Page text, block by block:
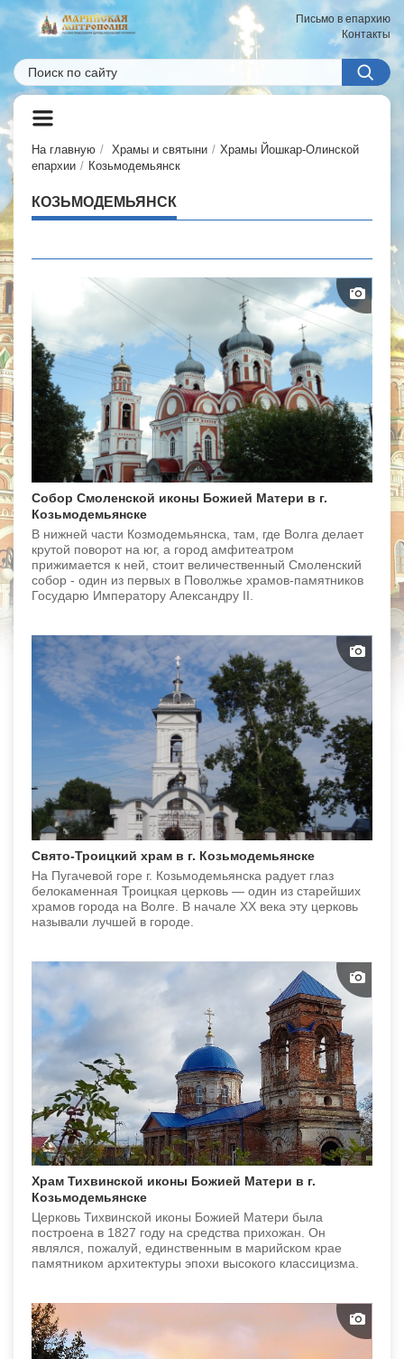
Письмо в епархию
Контакты
На главную Храмы и святыни
Храмы Йошкар-Олинской
епархии
Козьмодемьянск
КОЗЬМОДЕМЬЯНСК
Собор Смоленской иконы Божией Матери в г.
Козьмодемьянске
В нижней части Козмодемьянска, там, где Волга делает
крутой поворот на юг, а город амфитеатром
прижимается к ней, стоит величественный Смоленский
собор - один из первых в Поволжье храмов-памятников
Государю Императору Александру II.
Свято-Троицкий храм в г. Козьмодемьянске
На Пугачевой горе г. Козьмодемьянска радует глаз
белокаменная Троицкая церковь — один из старейших
храмов города на Волге. В начале XX века эту церковь
называли лучшей в городе.
Храм Тихвинской иконы Божией Матери в г.
Козьмодемьянске
Церковь Тихвинской иконы Божией Матери была
построена в 1827 году на средства прихожан. Он
являлся, пожалуй, единственным в марийском крае
памятником архитектуры эпохи высокого классицизма.